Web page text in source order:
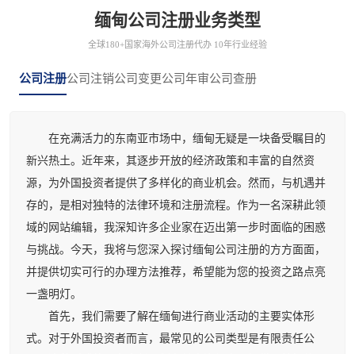
缅甸公司注册业务类型
全球180+国家海外公司注册代办 10年行业经验
公司注册公司注销公司变更公司年审公司查册
在充满活力的东南亚市场中，缅甸无疑是一块备受瞩目的
新兴热土。近年来，其逐步开放的经济政策和丰富的自然资
源，为外国投资者提供了多样化的商业机会。然而，与机遇并
存的，是相对独特的法律环境和注册流程。作为一名深耕此领
域的网站编辑，我深知许多企业家在迈出第一步时面临的困惑
与挑战。今天，我将与您深入探讨缅甸公司注册的方方面面，
并提供切实可行的办理方法推荐，希望能为您的投资之路点亮
一盏明灯。
首先，我们需要了解在缅甸进行商业活动的主要实体形
式。对于外国投资者而言，最常见的公司类型是有限责任公